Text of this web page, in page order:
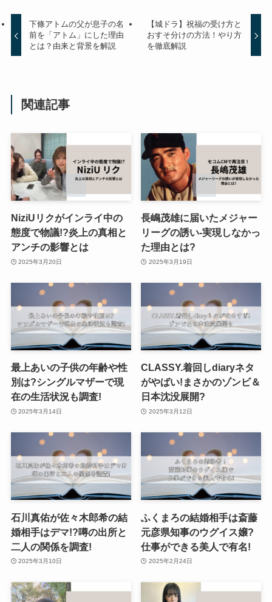
下條アトムの父が息子の名
前を「アトム」にした理由
とは？由来と背景を解説
【城ドラ】祝福の受け方と
おすそ分けの方法！やり方
を徹底解説
関連記事
NiziUリクがインライ中の
態度で物議!?炎上の真相と
アンチの影響とは
2025年3月20日
長嶋茂雄に届いたメジャー
リーグの誘い-実現しなかっ
た理由とは?
2025年3月19日
最上あいの子供の年齢や性
別は?シングルマザーで現
在の生活状況も調査!
2025年3月14日
CLASSY.着回しdiaryネタ
がやばい!まさかのゾンビ＆
日本沈没展開?
2025年3月12日
石川真佑が佐々木郎希の結
婚相手はデマ!?噂の出所と
二人の関係を調査!
2025年3月10日
ふくまろの結婚相手は斎藤
元彦県知事のウグイス嬢?
仕事ができる美人で有名!
2025年2月24日